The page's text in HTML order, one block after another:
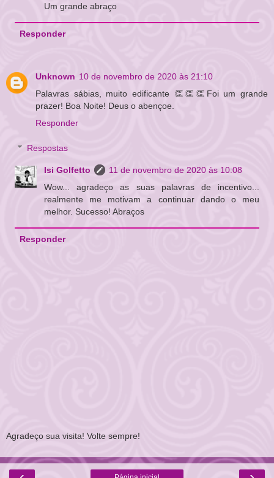
Um grande abraço
Responder
Unknown 10 de novembro de 2020 às 21:10
Palavras sábias, muito edificante 👏👏👏Foi um grande
prazer! Boa Noite! Deus o abençoe.
Responder
Respostas
Isi Golfetto
11 de novembro de 2020 às 10:08
Wow... agradeço as suas palavras de incentivo...
realmente me motivam a continuar dando o meu
melhor. Sucesso! Abraços
Responder
Agradeço sua visita! Volte sempre!